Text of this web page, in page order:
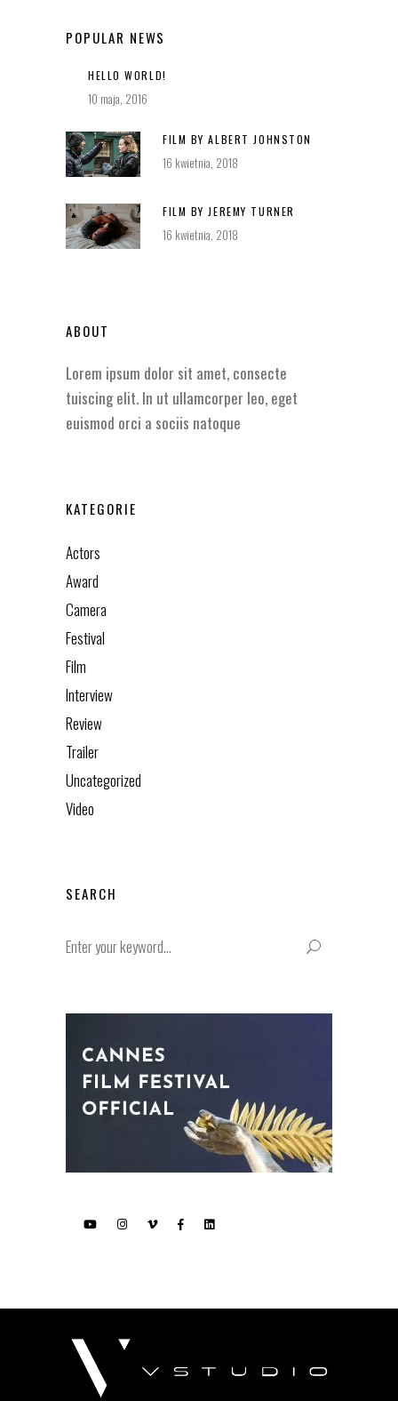
POPULAR NEWS
HELLO WORLD!
10 maja, 2016
FILM BY ALBERT JOHNSTON
16 kwietnia, 2018
FILM BY JEREMY TURNER
16 kwietnia, 2018
ABOUT
Lorem ipsum dolor sit amet, consecte
tuiscing elit. In ut ullamcorper leo, eget
euismod orci a sociis natoque
KATEGORIE
Actors
Award
Camera
Festival
Film
Interview
Review
Trailer
Uncategorized
Video
SEARCH
for: